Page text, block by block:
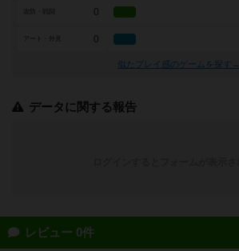
0
アート・外見 0
似たプレイ感のゲームを探す→
データに関する報告
レビュー 0件